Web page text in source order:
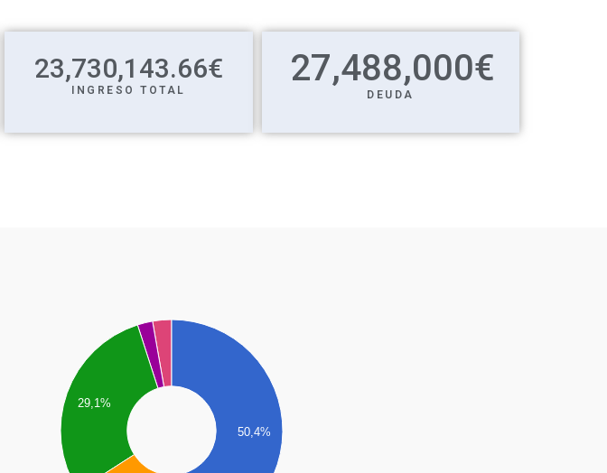
23,730,143.66€
INGRESO TOTAL
27,488,000€
DEUDA
29,1%
50,4%